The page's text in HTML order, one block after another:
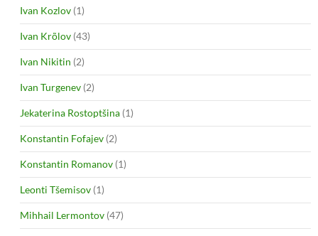
Ivan Kozlov (1)
Ivan Krõlov (43)
Ivan Nikitin (2)
Ivan Turgenev (2)
Jekaterina Rostoptšina (1)
Konstantin Fofajev (2)
Konstantin Romanov (1)
Leonti Tšemisov (1)
Mihhail Lermontov (47)